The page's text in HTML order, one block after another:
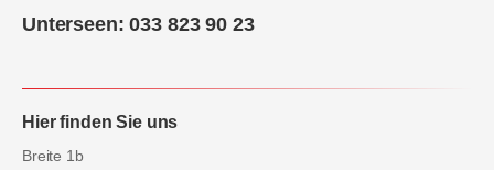
Unterseen: 033 823 90 23
Hier finden Sie uns
Breite 1b